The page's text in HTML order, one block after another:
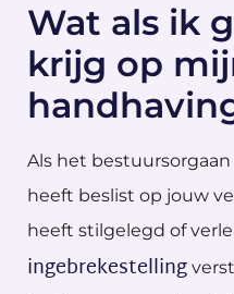
Wat als ik
krijg op
Als het
heeft beslist op jouw
heeft stilgelegd of
ingebrekestelling